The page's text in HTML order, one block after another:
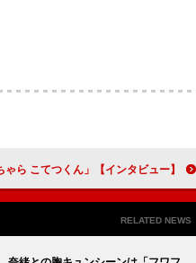
【インタビュー】「宇宙なんちゃら こてつくん」ムロツヨシ「台本に『面白い言い方で』と書いてあるのがプレッシャーです（笑）」 テレビアニメの声優で二役に挑戦！
RELATED NEWS